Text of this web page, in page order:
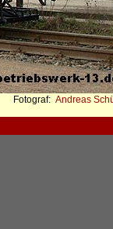
Fotograf: Andreas